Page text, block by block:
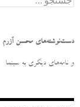
س
و
ر
دست‌نوشته‌های محسن آزرم
و نامه‌‌های دیگری به سینما